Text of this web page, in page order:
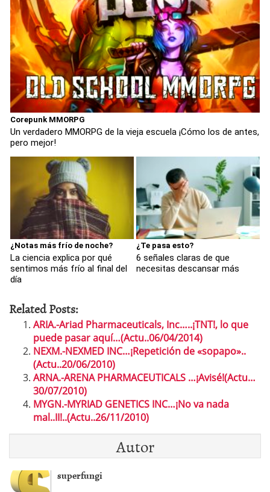
Corepunk MMORPG
Un verdadero MMORPG de la vieja escuela ¡Cómo los de antes,
pero mejor!
¿Notas más frío de noche?
La ciencia explica por qué
sentimos más frío al final del
día
¿Te pasa esto?
6 señales claras de que
necesitas descansar más
Related Posts:
ARIA.-Ariad Pharmaceuticals, Inc…..¡TNT!, lo que
puede pasar aquí…(Actu..06/04/2014)
NEXM.-NEXMED INC…¡Repetición de «sopapo»..
(Actu..20/06/2010)
ARNA.-ARENA PHARMACEUTICALS …¡Avisé!(Actu…
30/07/2010)
MYGN.-MYRIAD GENETICS INC…¡No va nada
mal..II!..(Actu..26/11/2010)
Autor
superfungi